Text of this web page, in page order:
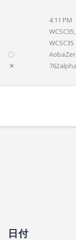
〇
✕
4:11 PM
WCSC35
762alpha
日付